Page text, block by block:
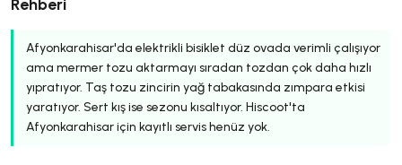
Rehberi
Afyonkarahisar'da elektrikli bisiklet düz ovada verimli çalışıyor
ama mermer tozu aktarmayı sıradan tozdan çok daha hızlı
yıpratıyor. Taş tozu zincirin yağ tabakasında zımpara etkisi
yaratıyor. Sert kış ise sezonu kısaltıyor. Hiscoot'ta
Afyonkarahisar için kayıtlı servis henüz yok.